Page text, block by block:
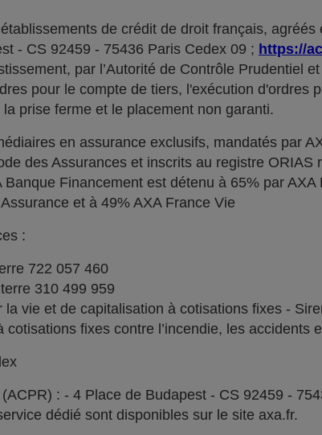
de crédit de droit français, agréés
- CS 92459 - 75436 Paris Cedex 09 ; https://
par l’Autorité de Contrôle Prudentiel
pour le compte de tiers, l'exécution d'ordres
prise ferme et le placement non garanti.
en assurance exclusifs, mandatés par
des Assurances et inscrits au registre ORIAS
Banque Financement est détenu à 65% par
et à 49% AXA France Vie
:
722 057 460
310 499 959
vie et de capitalisation à cotisations fixes -
fixes contre l’incendie, les accidents
: - 4 Place de Budapest - CS 92459 -
dédié sont disponibles sur le site axa.fr.